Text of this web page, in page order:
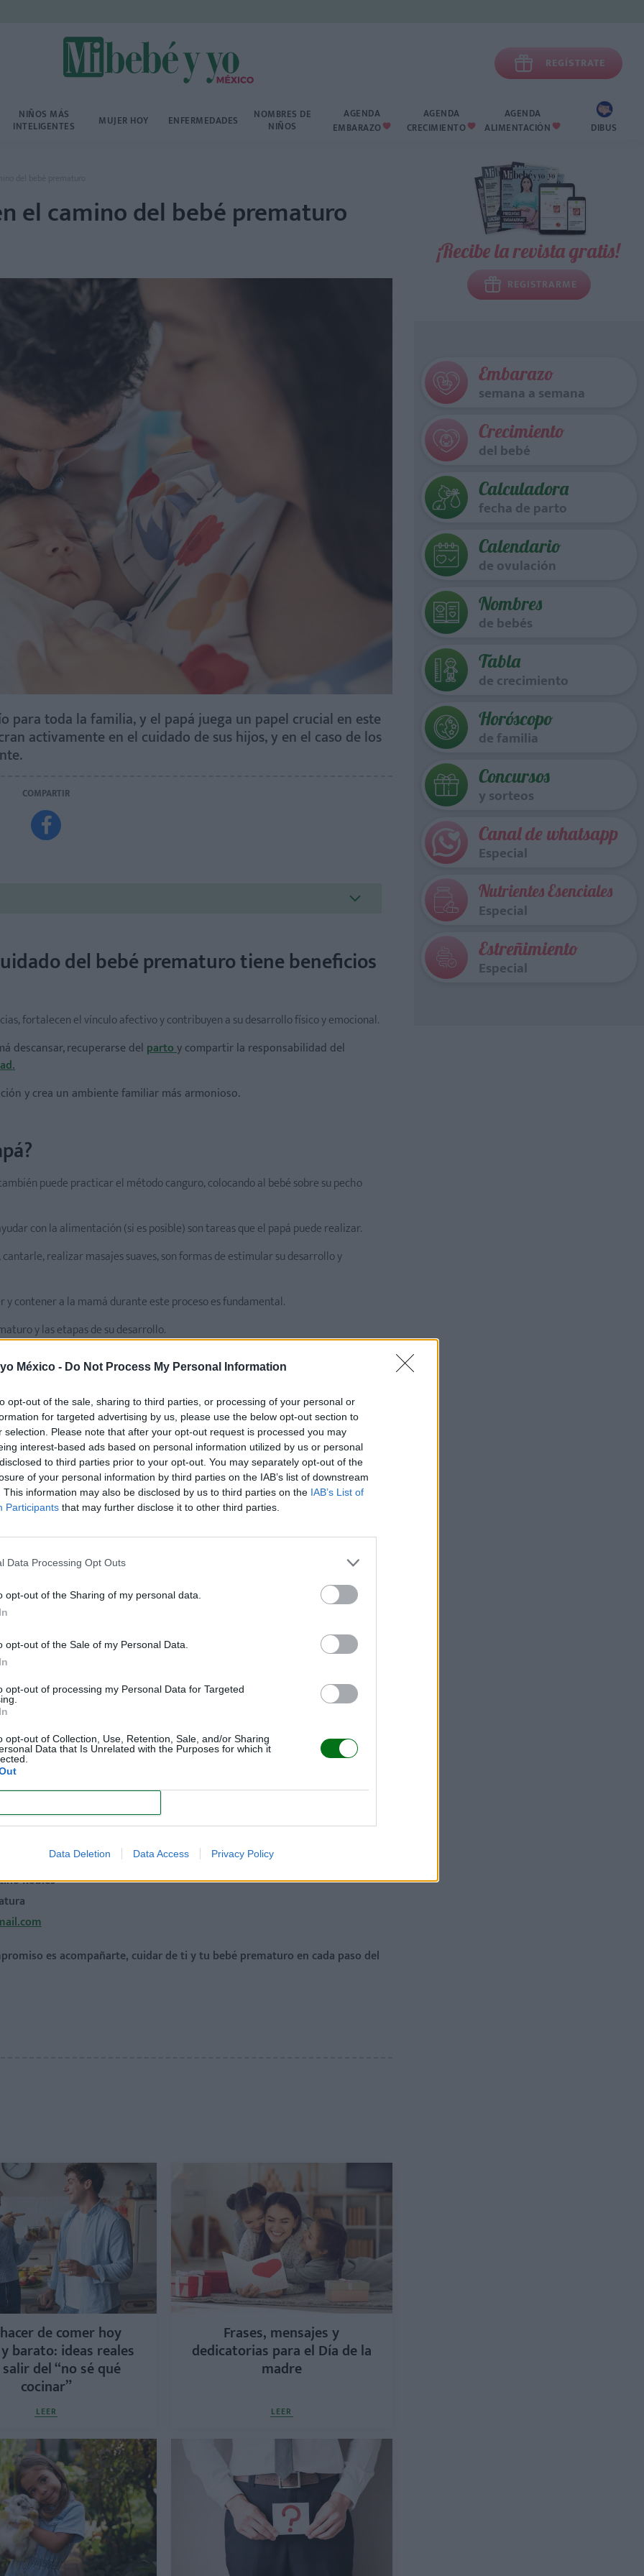
México - Do Not Process My Personal Information
opt-out of the sale, sharing to third parties, or processing of your personal or
for targeted advertising by us, please use the below opt-out section to
selection. Please note that after your opt-out request is processed you may
interest-based ads based on personal information utilized by us or personal
to third parties prior to your opt-out. You may separately opt-out of the
of your personal information by third parties on the IAB’s list of downstream
This information may also be disclosed by us to third parties on the IAB’s List of
Participants that may further disclose it to other third parties.
Data Processing Opt Outs
opt-out of the Sharing of my personal data.
opt-out of the Sale of my Personal Data.
opt-out of processing my Personal Data for Targeted
opt-out of Collection, Use, Retention, Sale, and/or Sharing
Data that Is Unrelated with the Purposes for which it
Data Deletion Data Access Privacy Policy
 REGÍSTRATE
NIÑOS MÁS
INTELIGENTES MUJER HOY ENFERMEDADES NOMBRES DE
NIÑOS
AGENDA
EMBARAZO 
AGENDA
CRECIMIENTO 
AGENDA
ALIMENTACIÓN  DIBUS
del bebé prematuro
el camino del bebé prematuro
para toda la familia, y el papá juega un papel crucial en este
activamente en el cuidado de sus hijos, y en el caso de los
COMPARTIR

del bebé prematuro tiene beneficios
fortalecen el vínculo afectivo y contribuyen a su desarrollo físico y emocional.
descansar, recuperarse del partoy compartir la responsabilidad del
y crea un ambiente familiar más armonioso.
puede practicar el método canguro, colocando al bebé sobre su pecho
con la alimentación (si es posible) son tareas que el papá puede realizar.
realizar masajes suaves, son formas de estimular su desarrollo y
y contener a la mamá durante este proceso es fundamental.
y las etapas de su desarrollo.
visitas al pediatra y hacer preguntas.
con un bebé tan pequeño, pero recuerda que tu contacto es fundamental para
cómo puedes ayudarla.
en buscar información o consultar con profesionales.
Tu amor, presencia y apoyo harán una gran diferencia en
Robles
es acompañarte, cuidar de ti y tu bebé prematuro en cada paso del
de comer hoy
barato: ideas reales
del “no sé qué
cocinar”
LEER
Frases, mensajes y
dedicatorias para el Día de la
madre
LEER
¡Recibe la revista gratis!
REGISTRARME
Embarazo
semana a semana
Crecimiento
del bebé
Calculadora
fecha de parto
Calendario
de ovulación
Nombres
de bebés
Tabla
de crecimiento
Horóscopo
de familia
Concursos
y sorteos
Canal de whatsapp
Especial
Nutrientes Esenciales
Especial
Estreñimiento
Especial